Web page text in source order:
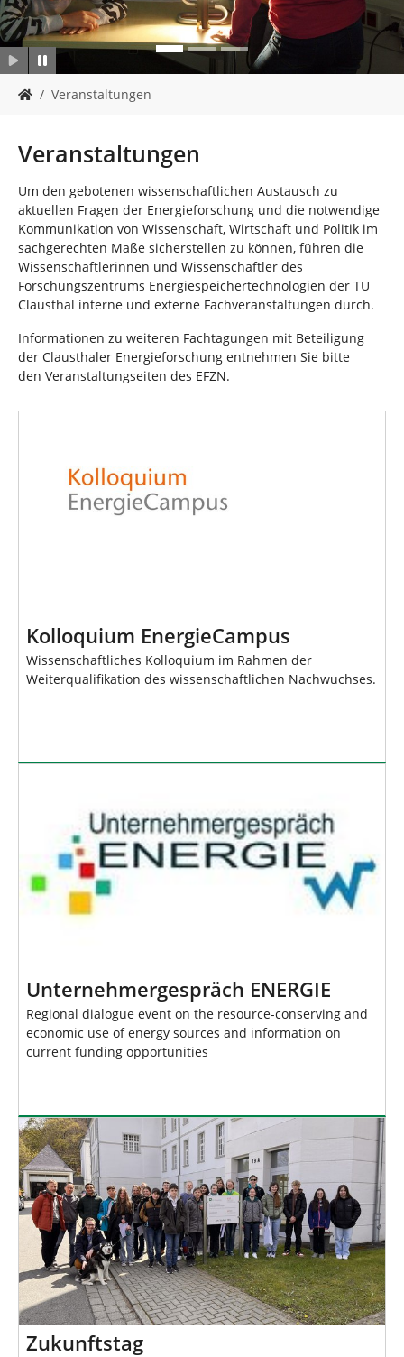
i
i
d
h
i
e
r
:
Veranstaltungen
Veranstaltungen
Um den gebotenen wissenschaftlichen Austausch zu
aktuellen Fragen der Energieforschung und die notwendige
Kommunikation von Wissenschaft, Wirtschaft und Politik im
sachgerechten Maße sicherstellen zu können, führen die
Wissenschaftlerinnen und Wissenschaftler des
Forschungszentrums Energiespeichertechnologien der TU
Clausthal interne und externe Fachveranstaltungen durch.
Informationen zu weiteren Fachtagungen mit Beteiligung
der Clausthaler Energieforschung entnehmen Sie bitte
den Veranstaltungseiten des EFZN.
Kolloquium EnergieCampus
Wissenschaftliches Kolloquium im Rahmen der
Weiterqualifikation des wissenschaftlichen Nachwuchses.
Unternehmergespräch ENERGIE
Regional dialogue event on the resource-conserving and
economic use of energy sources and information on
current funding opportunities
Zukunftstag